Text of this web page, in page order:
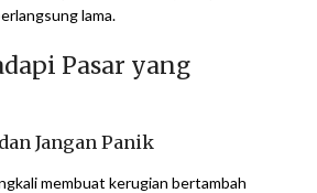
lama.
Pasar yang
Jangan Panik
membuat kerugian bertambah